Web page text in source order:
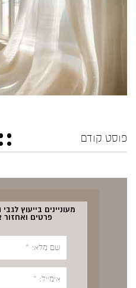
פוסט קודם
מעוניינים בייעוץ
פרטים